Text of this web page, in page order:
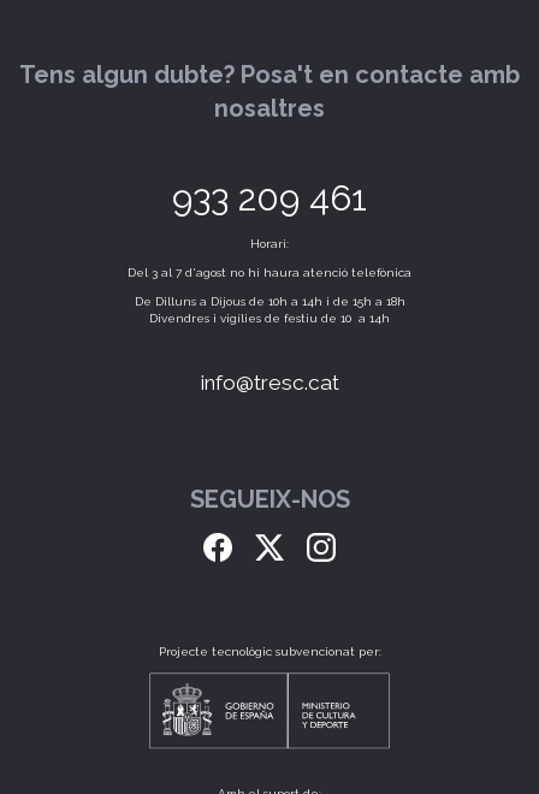
Tens algun dubte? Posa't en contacte amb
nosaltres
933 209 461
Horari:
Del 3 al 7 d'agost no hi haura atenció telefònica
De Dilluns a Dijous de 10h a 14h i de 15h a 18h
Divendres i vigílies de festiu de 10 a 14h
info@tresc.cat
SEGUEIX-NOS
Projecte tecnològic subvencionat per: